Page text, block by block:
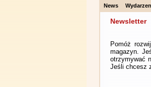
News
Newsletter
Pomóż
magazyn.
otrzymywać
Jeśli chcesz